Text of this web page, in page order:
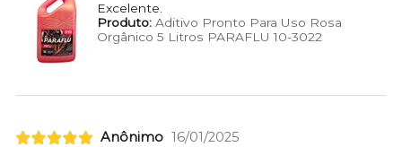
Excelente.
Produto:Aditivo Pronto Para Uso Rosa
Orgânico 5 Litros PARAFLU 10-3022
Anônimo 16/01/2025